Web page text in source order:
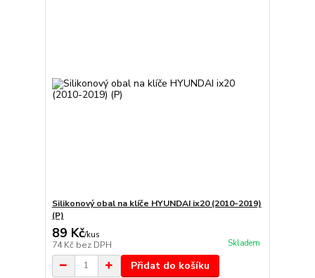
Silikonový obal na klíče HYUNDAI ix20 (2010-2019)
(P)
89 Kč/kus
74 Kč bez DPH Skladem
Přidat do košíku